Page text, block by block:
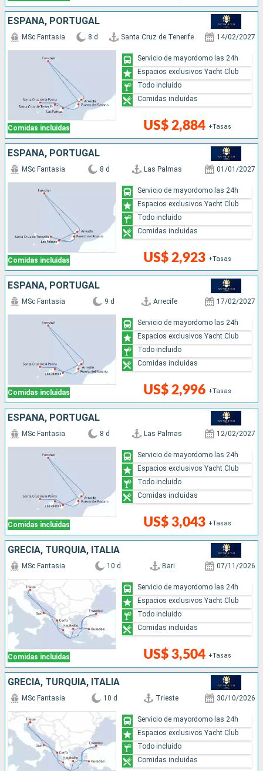
ESPAÑA, PORTUGAL
Comidas incluidas
MSc Fantasia 8 d Santa Cruz de Tenerife 14/02/2027
US$ 2,884 +Tasas
Servicio de mayordomo las 24h
Espacios exclusivos Yacht Club
Todo incluido
Comidas incluidas
ESPAÑA, PORTUGAL
Comidas incluidas
MSc Fantasia 8 d Las Palmas 01/01/2027
US$ 2,923 +Tasas
Servicio de mayordomo las 24h
Espacios exclusivos Yacht Club
Todo incluido
Comidas incluidas
ESPAÑA, PORTUGAL
Comidas incluidas
MSc Fantasia 9 d Arrecife 17/02/2027
US$ 2,996 +Tasas
Servicio de mayordomo las 24h
Espacios exclusivos Yacht Club
Todo incluido
Comidas incluidas
ESPAÑA, PORTUGAL
Comidas incluidas
MSc Fantasia 8 d Las Palmas 12/02/2027
US$ 3,043 +Tasas
Servicio de mayordomo las 24h
Espacios exclusivos Yacht Club
Todo incluido
Comidas incluidas
GRECIA, TURQUÍA, ITALIA
Comidas incluidas
MSc Fantasia 10 d Bari 07/11/2026
US$ 3,504 +Tasas
Servicio de mayordomo las 24h
Espacios exclusivos Yacht Club
Todo incluido
Comidas incluidas
GRECIA, TURQUÍA, ITALIA
MSc Fantasia 10 d Trieste 30/10/2026
Servicio de mayordomo las 24h
Espacios exclusivos Yacht Club
Todo incluido
Comidas incluidas